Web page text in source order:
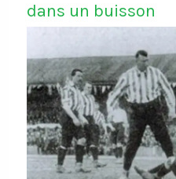
dans un buisson